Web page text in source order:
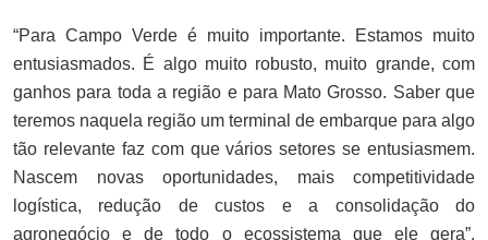
“Para Campo Verde é muito importante. Estamos muito
entusiasmados. É algo muito robusto, muito grande, com
ganhos para toda a região e para Mato Grosso. Saber que
teremos naquela região um terminal de embarque para algo
tão relevante faz com que vários setores se entusiasmem.
Nascem novas oportunidades, mais competitividade
logística, redução de custos e a consolidação do
agronegócio e de todo o ecossistema que ele gera”,